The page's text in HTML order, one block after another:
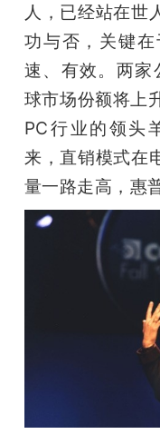
人，已经站在世
功与否，关键
速、有效。两家
球市场份额将上
PC行业的领头
来，直销模式在
量一路走高，惠